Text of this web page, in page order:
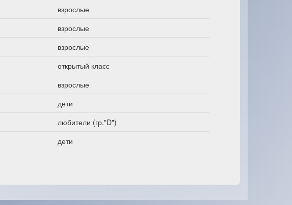
взрослые
взрослые
взрослые
открытый класс
взрослые
дети
любители (гр."D")
дети